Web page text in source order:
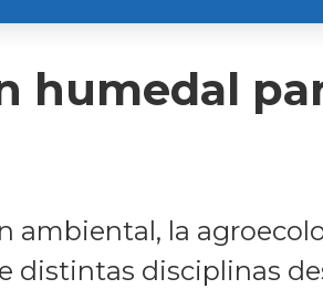
humedal
la
distintas disciplinas